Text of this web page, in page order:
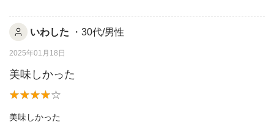
いわした ・30代/男性
2025年01月18日
美味しかった
美味しかった